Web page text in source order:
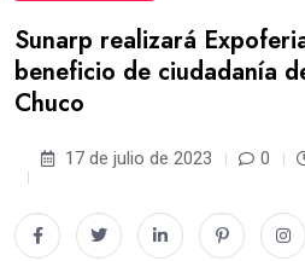
Sunarp realizará
beneficio de ciudadanía
Chuco
17 de julio de 2023 0